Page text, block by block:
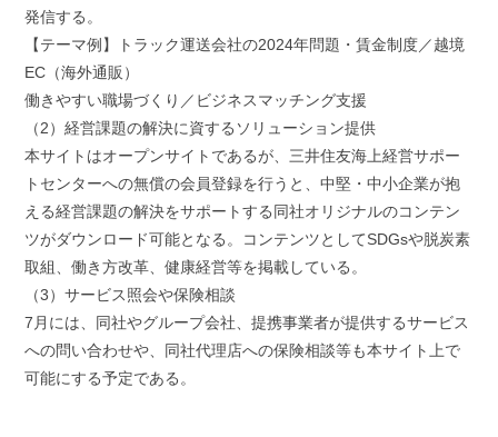
発信する。
【テーマ例】トラック運送会社の2024年問題・賃金制度／越境
EC（海外通販）
働きやすい職場づくり／ビジネスマッチング支援
（2）経営課題の解決に資するソリューション提供
本サイトはオープンサイトであるが、三井住友海上経営サポー
トセンターへの無償の会員登録を行うと、中堅・中小企業が抱
える経営課題の解決をサポートする同社オリジナルのコンテン
ツがダウンロード可能となる。コンテンツとしてSDGsや脱炭素
取組、働き方改革、健康経営等を掲載している。
（3）サービス照会や保険相談
7月には、同社やグループ会社、提携事業者が提供するサービス
への問い合わせや、同社代理店への保険相談等も本サイト上で
可能にする予定である。